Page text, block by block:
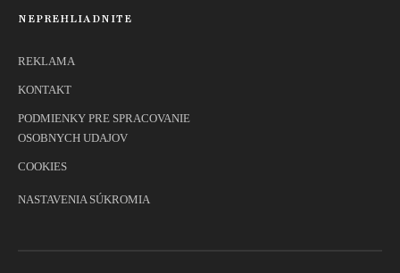
NEPREHLIADNITE
REKLAMA
KONTAKT
PODMIENKY PRE SPRACOVANIE
OSOBNYCH UDAJOV
COOKIES
NASTAVENIA SÚKROMIA